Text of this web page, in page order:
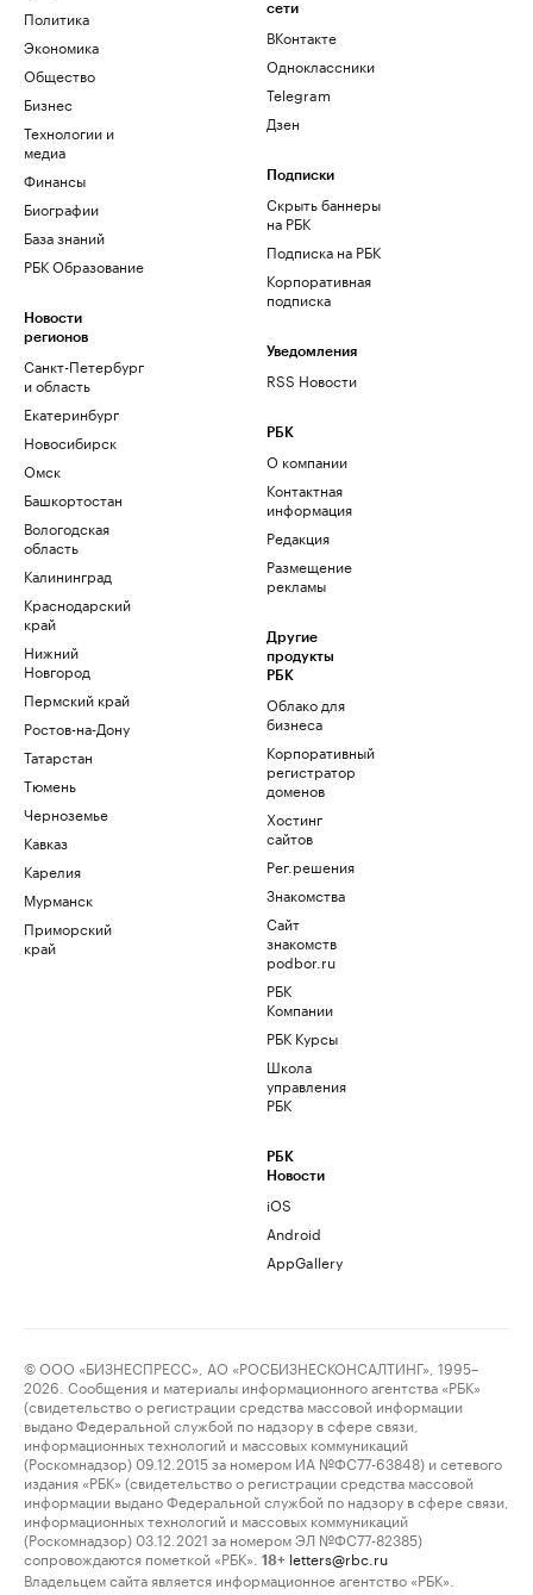
Политика
Экономика
Общество
Бизнес
Технологии и
медиа
Финансы
Биографии
База знаний
РБК Образование
Новости
регионов
Санкт-Петербург
и область
Екатеринбург
Новосибирск
Омск
Башкортостан
Вологодская
область
Калининград
Краснодарский
край
Нижний
Новгород
Пермский край
Ростов-на-Дону
Татарстан
Тюмень
Черноземье
Кавказ
Карелия
Мурманск
Приморский
край
сети
ВКонтакте
Одноклассники
Telegram
Дзен
Подписки
Скрыть баннеры
на РБК
Подписка на РБК
Корпоративная
подписка
Уведомления
RSS Новости
РБК
О компании
Контактная
информация
Редакция
Размещение
рекламы
Другие
продукты
РБК
Облако для
бизнеса
Корпоративный
регистратор
доменов
Хостинг
сайтов
Рег.решения
Знакомства
Сайт
знакомств
podbor.ru
РБК
Компании
РБК Курсы
Школа
управления
РБК
РБК
Новости
iOS
Android
AppGallery
© ООО «БИЗНЕСПРЕСС», АО «РОСБИЗНЕСКОНСАЛТИНГ», 1995–
2026. Сообщения и материалы информационного агентства «РБК»
(свидетельство о регистрации средства массовой информации
выдано Федеральной службой по надзору в сфере связи,
информационных технологий и массовых коммуникаций
(Роскомнадзор) 09.12.2015 за номером ИА №ФС77-63848) и сетевого
издания «РБК» (свидетельство о регистрации средства массовой
информации выдано Федеральной службой по надзору в сфере связи,
информационных технологий и массовых коммуникаций
(Роскомнадзор) 03.12.2021 за номером ЭЛ №ФС77-82385)
сопровождаются пометкой «РБК».
18+ letters@rbc.ru
Владельцем сайта является информационное агентство «РБК».